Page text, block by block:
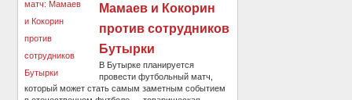
Мамаев и Кокорин
против сотрудников
Бутырки
В Бутырке планируется
провести футбольный матч,
который может стать самым заметным событием